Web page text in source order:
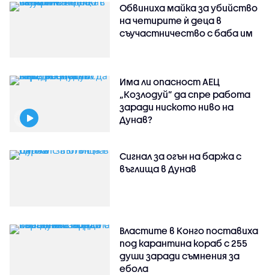
Обвиниха майка за убийство
на четирите ѝ деца в
съучастничество с баба им
Има ли опасност АЕЦ
„Козлодуй” да спре работа
заради ниското ниво на
Дунав?
Сигнал за огън на баржа с
въглища в Дунав
Властите в Конго поставиха
под карантина кораб с 255
души заради съмнения за
ебола